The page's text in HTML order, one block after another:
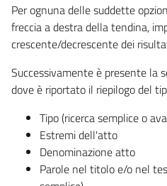
Per ognuna delle suddette
freccia a destra della tendina,
crescente/decrescente dei
Successivamente è presente la
dove è riportato il riepilogo del
Tipo (ricerca semplice o
Estremi dell'atto
Denominazione atto
Parole nel titolo e/o nel